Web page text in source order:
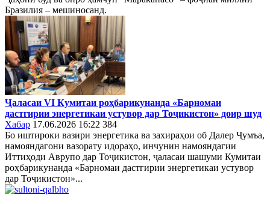
Бразилия – мешиносанд.
Ҷаласаи VI Кумитаи роҳбарикунанда «Барномаи
дастгирии энергетикаи устувор дар Тоҷикистон» доир шуд
Хабар 17.06.2026 16:22 384
Бо иштироки вазири энергетика ва захираҳои об Далер Ҷумъа,
намояндагони вазорату идораҳо, инчунин намояндагии
Иттиҳоди Аврупо дар Тоҷикистон, ҷаласаи шашуми Кумитаи
роҳбарикунанда «Барномаи дастгирии энергетикаи устувор
дар Тоҷикистон»...